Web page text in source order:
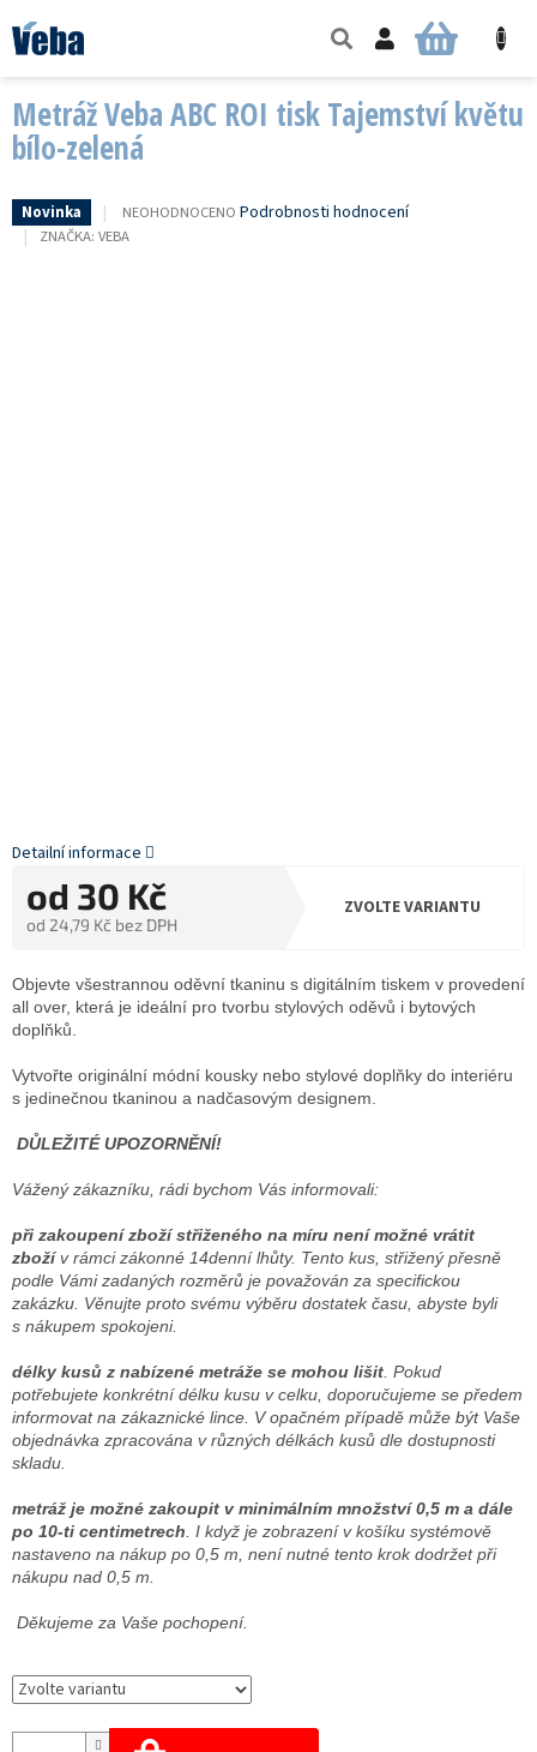
na
obsah
NÁKUPNÍ
Metráž Veba ABC ROI tisk Tajemství květu
bílo-zelená
Novinka
PRŮMĚRNÉ
HODNOCENÍ
NEOHODNOCENO Podrobnosti hodnocení
ZNAČKA: VEBA
od 30 Kč
od 24,79 Kč bez DPH
ZVOLTE VARIANTU
Objevte všestrannou oděvní tkaninu s digitálním tiskem v provedení
all over, která je ideální pro tvorbu stylových oděvů i bytových
doplňků.
Vytvořte originální módní kousky nebo stylové doplňky do interiéru
s jedinečnou tkaninou a nadčasovým designem.
DŮLEŽITÉ UPOZORNĚNÍ!
Vážený zákazníku, rádi bychom Vás informovali:
při zakoupení zboží střiženého na míru není možné vrátit
zbožív rámci zákonné 14denní lhůty. Tento kus, střižený přesně
podle Vámi zadaných rozměrů je považován za specifickou
zakázku. Věnujte proto svému výběru dostatek času, abyste byli
s nákupem spokojeni.
délky kusů z nabízené metráže se mohou lišit. Pokud
potřebujete konkrétní délku kusu v celku, doporučujeme se předem
informovat na zákaznické lince. V opačném případě může být Vaše
objednávka zpracována v různých délkách kusů dle dostupnosti
skladu.
metráž je možné zakoupit v minimálním množství 0,5 m a dále
po 10-ti centimetrech. I když je zobrazení v košíku systémově
nastaveno na nákup po 0,5 m, není nutné tento krok dodržet při
nákupu nad 0,5 m.
Děkujeme za Vaše pochopení.
Detailní informace